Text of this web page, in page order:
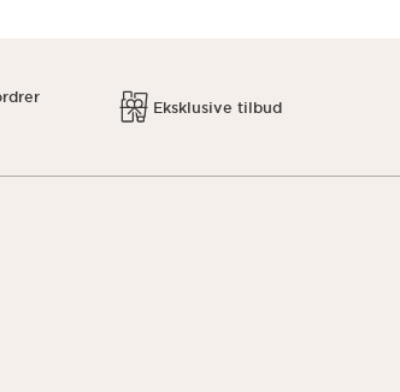
Eksklusive tilbud